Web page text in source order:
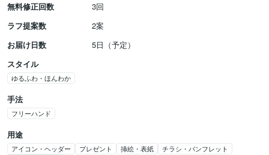
無料修正回数
3回
ラフ提案数
2案
お届け日数
5日（予定）
スタイル
ゆるふわ・ほんわか
手法
フリーハンド
用途
アイコン・ヘッダー プレゼント 挿絵・表紙
チラシ・パンフレット